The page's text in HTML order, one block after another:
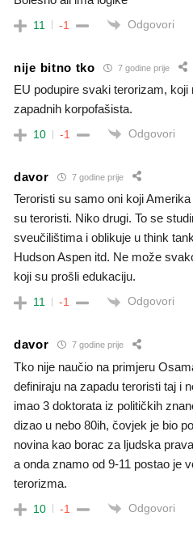
11 -1 Odgovori
nije bitno tko 7 godine prije
EU podupire svaki terorizam,
zapadnih korpofašista.
10 -1 Odgovori
davor 7 godine prije
Teroristi su samo oni koji
su teroristi. Niko drugi. To se
sveučilištima i oblikuje u think
Hudson Aspen itd. Ne može
koji su prošli edukaciju.
11 -1 Odgovori
davor 7 godine prije
Tko nije naučio na primjeru
definiraju na zapadu teroristi taj i
imao 3 doktorata iz političkih
dizao u nebo 80ih, čovjek je bio
novina kao borac za ljudska
a onda znamo od 9-11 postao je
terorizma.
10 -1 Odgovori